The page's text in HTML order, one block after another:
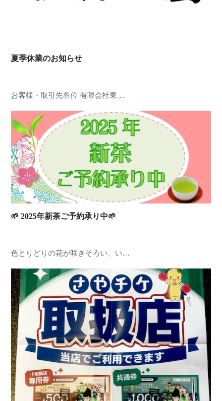
夏季休業のお知らせ
お客様・取引先各位 有限会社東…
🌱 2025年新茶ご予約承り中🌱
色とりどりの花が咲きそろい、い…